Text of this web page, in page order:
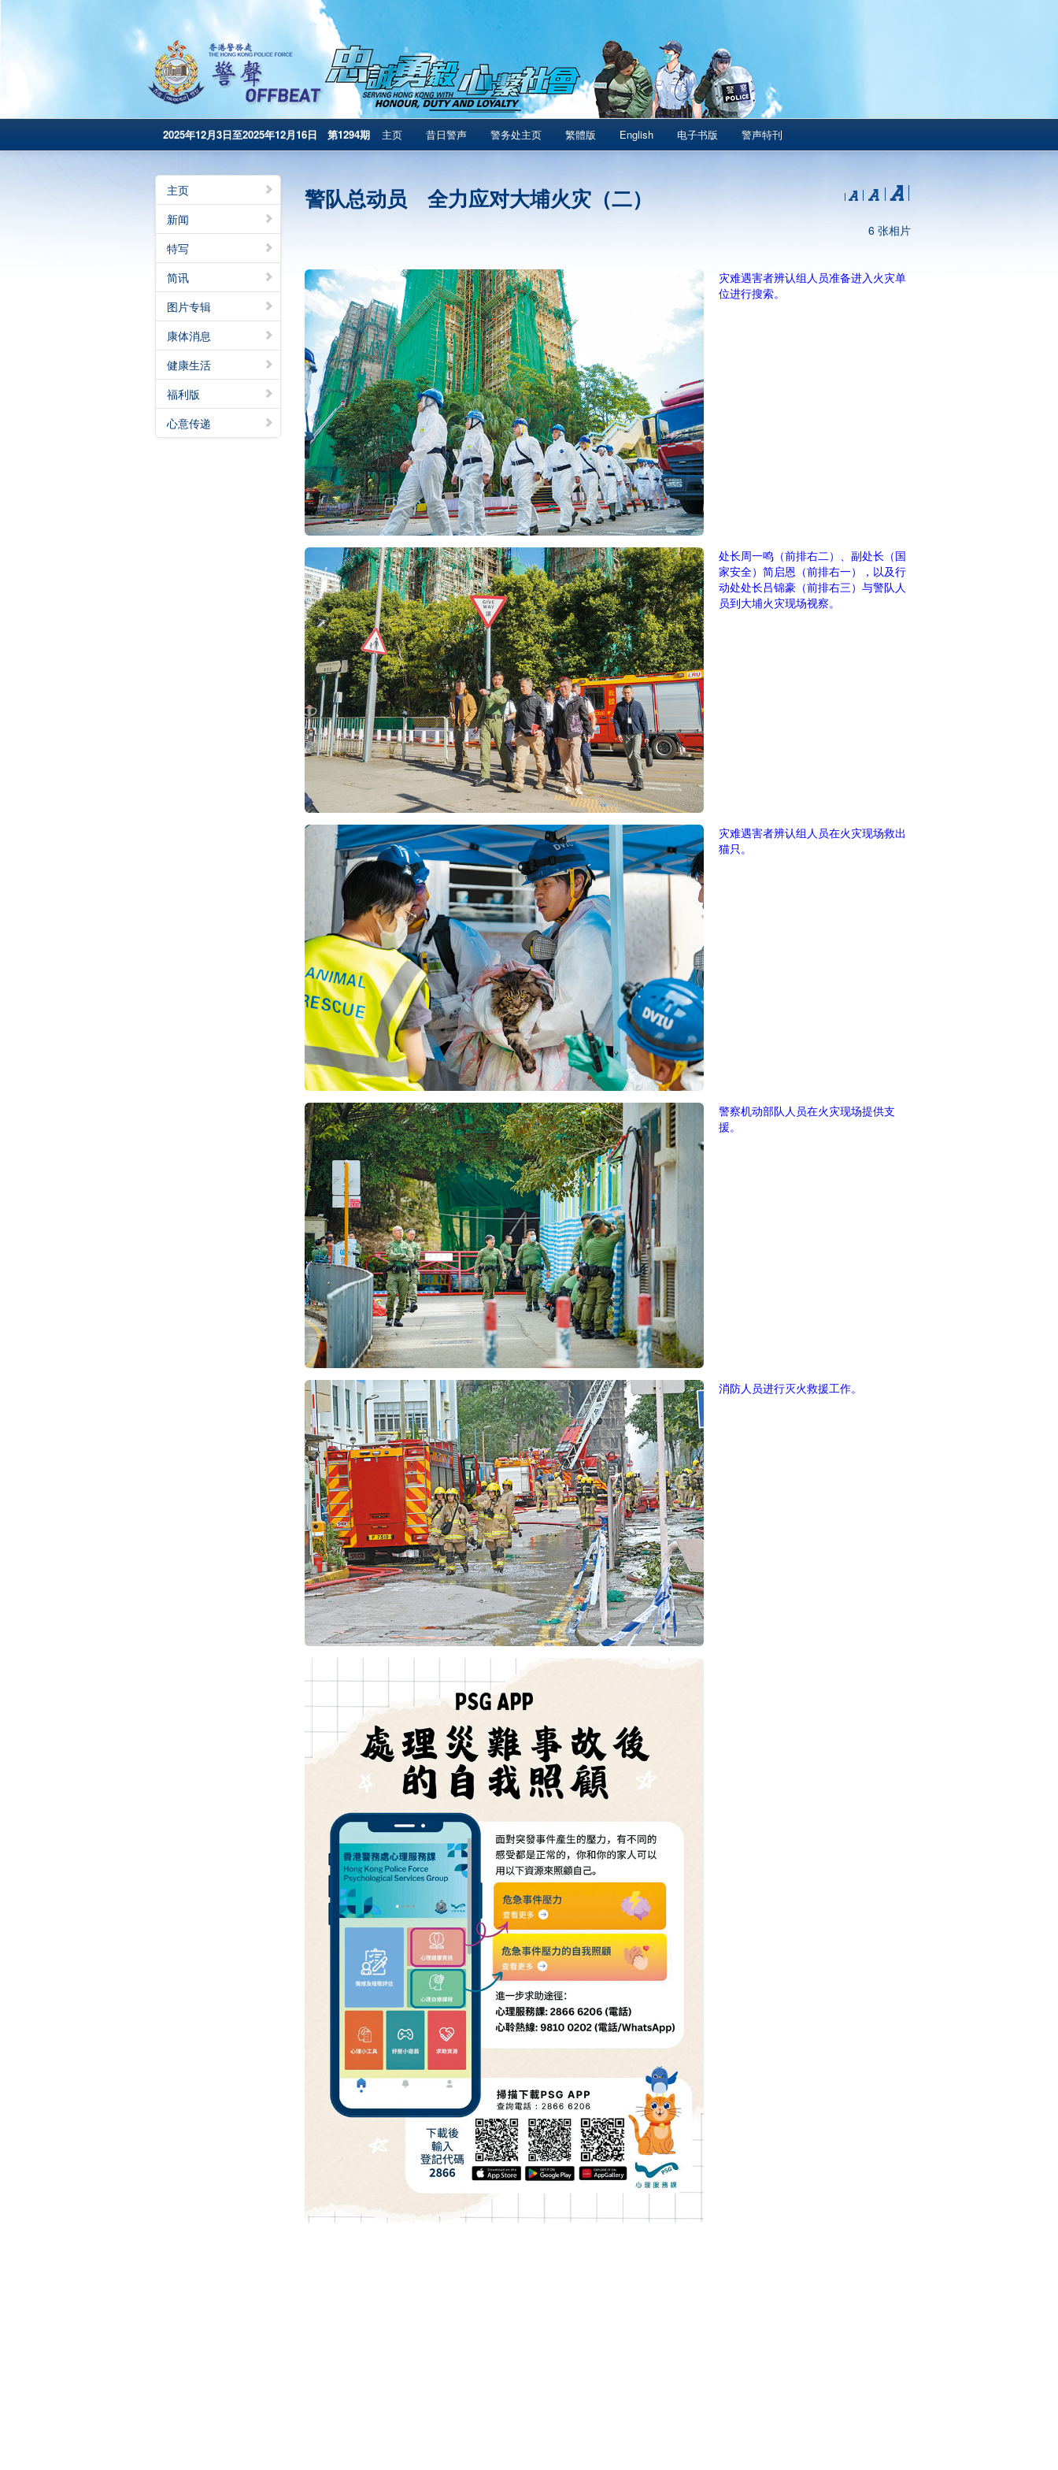
2025年12月3日至2025年12月16日 第1294期 主页 昔日警声 警务处主页 繁體版 English 电子书版 警声特刊
主页
新闻
特写
简讯
图片专辑
康体消息
健康生活
福利版
心意传递
警队总动员 全力应对大埔火灾（二）
6 张相片
灾难遇害者辨认组人员准备进入火灾单
位进行搜索。
处长周一鸣（前排右二）、副处长（国
家安全）简启恩（前排右一），以及行
动处处长吕锦豪（前排右三）与警队人
员到大埔火灾现场视察。
灾难遇害者辨认组人员在火灾现场救出
猫只。
警察机动部队人员在火灾现场提供支
援。
消防人员进行灭火救援工作。